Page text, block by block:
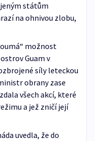
státům
na ohnivou zlobu,
možnost
Guam v
síly leteckou
obrany zase
všech akcí, které
a jež zničí její
uvedla, že do